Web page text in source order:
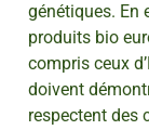
génétiques. En
produits bio
compris ceux
doivent
respectent des